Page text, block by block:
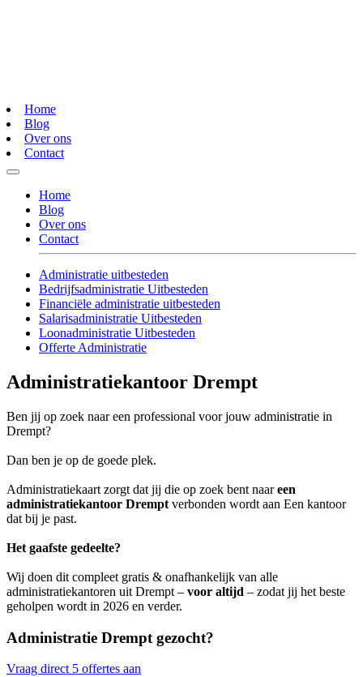
Home
Blog
Over ons
Contact
Home
Blog
Over ons
Contact
Administratie uitbesteden
Bedrijfsadministratie Uitbesteden
Financiële administratie uitbesteden
Salarisadministratie Uitbesteden
Loonadministratie Uitbesteden
Offerte Administratie
Administratiekantoor Drempt
Ben jij op zoek naar een professional voor jouw administratie in
Drempt?
Dan ben je op de goede plek.
Administratiekaart zorgt dat jij die op zoek bent naareen
administratiekantoor Drempt verbonden wordt aan Een kantoor
dat bij je past.
Het gaafste gedeelte?
Wij doen dit compleet gratis & onafhankelijk van alle
administratiekantoren uit Drempt – voor altijd – zodat jij het beste
geholpen wordt in 2026 en verder.
Administratie Drempt gezocht?
Vraag direct 5 offertes aan